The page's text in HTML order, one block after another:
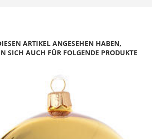
ARTIKEL ANGESEHEN HABEN,
SICH AUCH FÜR FOLGENDE PRODUKTE